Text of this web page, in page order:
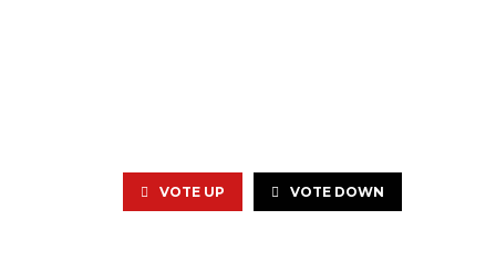
VOTE UP VOTE DOWN